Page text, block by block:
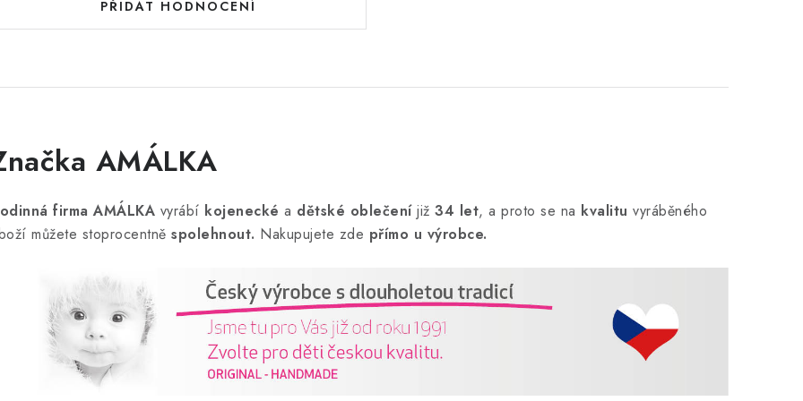
PŘIDAT HODNOCENÍ
AMÁLKA
firma AMÁLKA vyrábí kojenecké a dětské oblečeníjiž 34 let, a proto se na kvalitu vyráběného
můžete stoprocentně spolehnout. Nakupujete zde přímo u výrobce.